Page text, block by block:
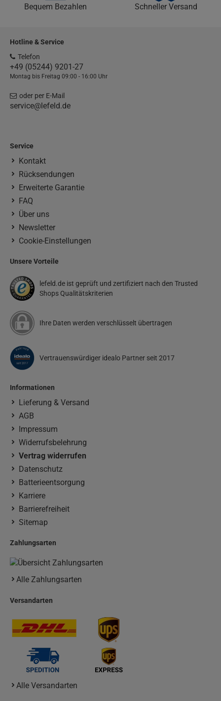
Bequem Bezahlen Schneller Versand
Hotline & Service
Telefon
+49 (05244) 9201-27
Montag bis Freitag 09:00 - 16:00 Uhr
oder per E-Mail
service@lefeld.de
Service
Kontakt
Rücksendungen
Erweiterte Garantie
FAQ
Über uns
Newsletter
Cookie-Einstellungen
Unsere Vorteile
lefeld.de ist geprüft und zertifiziert nach den Trusted
Shops Qualitätskriterien
Ihre Daten werden verschlüsselt übertragen
Vertrauenswürdiger idealo Partner seit 2017
Informationen
Lieferung & Versand
AGB
Impressum
Widerrufsbelehrung
Vertrag widerrufen
Datenschutz
Batterieentsorgung
Karriere
Barrierefreiheit
Sitemap
Zahlungsarten
Alle Zahlungsarten
Versandarten
Alle Versandarten